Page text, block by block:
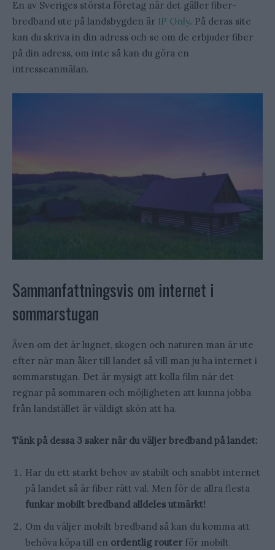
En av Sveriges största företag när det gäller fiber-
bredband ute på landsbygden är IP Only. På deras site
kan du skriva in din adress och se om de erbjuder fiber
på din adress, om inte så kan du göra en
intresseanmälan.
Sammanfattningsvis om internet i
sommarstugan
Även om det är lugnet, skogen och naturen man är ute
efter när man åker till landet så vill man ju ha internet i
sommarstugan. Det är mysigt att kolla film när det
regnar på sommaren och möjligheten att kunna jobba
från landstället är väldigt skön att ha.
Tänk på dessa 3 saker när du väljer bredband på landet:
Har du ett starkt behov av stabilt och snabbt internet
på landet så är fiber rätt val. Men för de allra flesta
funkar mobilt bredband alldeles utmärkt!
Om du väljer mobilt bredband så kan du komma att
behöva köpa till en ordentlig routerför mobilt